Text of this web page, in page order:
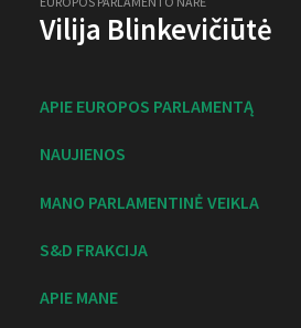
Vilija Blinkevičiūtė
APIE EUROPOS PARLAMENTĄ
NAUJIENOS
MANO PARLAMENTINĖ VEIKLA
S&D FRAKCIJA
APIE MANE